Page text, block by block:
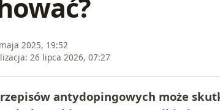
2025, 19:52
26 lipca 2026, 07:27
antydopingowych może